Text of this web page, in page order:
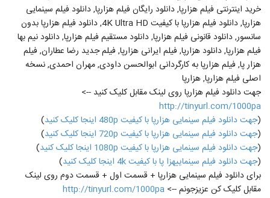
خرید اینترنتی فیلم هزارپا, دانلود رایگان فیلم هزارپا, دانلود فیلم سینمایی
هزارپا, دانلود فیلم هزارپا با کیفیت 4K Ultra HD, دانلود فیلم هزارپا بدون
سانسور, دانلود قانونی فیلم هزارپا, دانلود مستقیم فیلم هزارپا, دانلود نیم بها
فیلم هزارپا, دانلود هزارپا, فیلم ایرانی هزارپا, فیلم جدید رضا عطاران, فیلم
هزار پا, فیلم هزارپا به کارگردانی ابوالحسن داودی, مهران احمدی, نسخه
اصلی فیلم هزارپا, هزارپا
جهت دانلود فیلم هزارپا روی لینک مقابل کلیک کنید -->
http://tinyurl.com/1000pa
(جهت دانلود فیلم سینمایی هزارپا با کیفیت 480p اینجا کلیک کنید
)
(جهت دانلود فیلم سینمایی هزارپا با کیفیت 720p اینجا کلیک کنید
)
(جهت دانلود فیلم سینمایی هزارپا با کیفیت 1080p اینجا کلیک کنید
)
(جهت دانلود فیلم سینماییهزا پا با کیفیت 4k اینجا کلیک کنید
)
برای دانلود فیلم سینمایی هزارپا + قسمت اول + قسمت دوم روی لینک
مقابل کلیک کن عزیزجونم --> http://tinyurl.com/1000pa